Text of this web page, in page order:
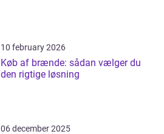
10 february 2026
Køb af brænde: sådan vælger du
den rigtige løsning
06 december 2025